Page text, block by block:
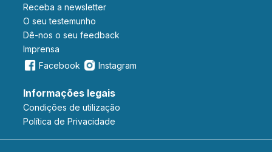
Receba a newsletter
O seu testemunho
Dê-nos o seu feedback
Imprensa
Facebook
Instagram
Informações legais
Condições de utilização
Política de Privacidade